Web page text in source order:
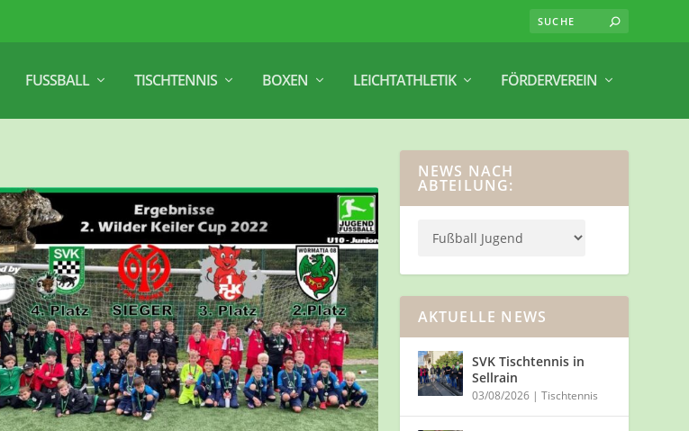
FUSSBALL TISCHTENNIS BOXEN LEICHTATHLETIK FÖRDERVEREIN
NEWS NACH
ABTEILUNG:
AKTUELLE NEWS
SVK Tischtennis in
Sellrain
03/08/2026| Tischtennis